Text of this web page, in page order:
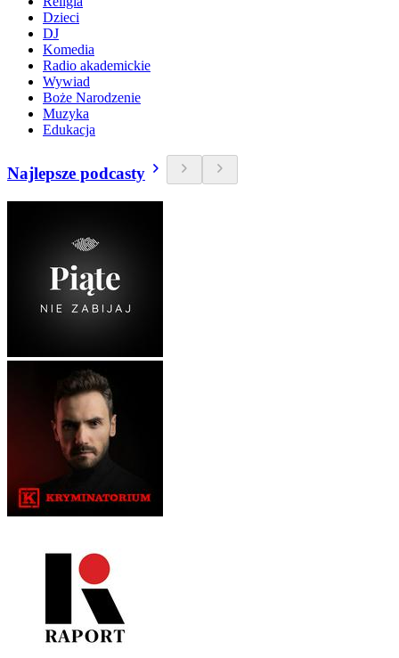
Dzieci
DJ
Komedia
Radio akademickie
Wywiad
Boże Narodzenie
Muzyka
Edukacja
Najlepsze podcasty